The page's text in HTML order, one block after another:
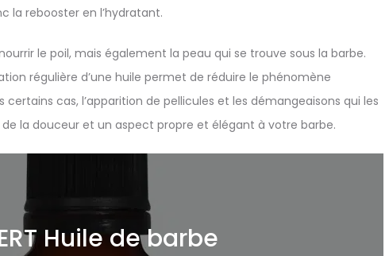
la rebooster en l’hydratant.
le poil, mais également la peau qui se trouve sous la barbe.
régulière d’une huile permet de réduire le phénomène
cas, l’apparition de pellicules et les démangeaisons qui les
la douceur et un aspect propre et élégant à votre barbe.
Huile de barbe